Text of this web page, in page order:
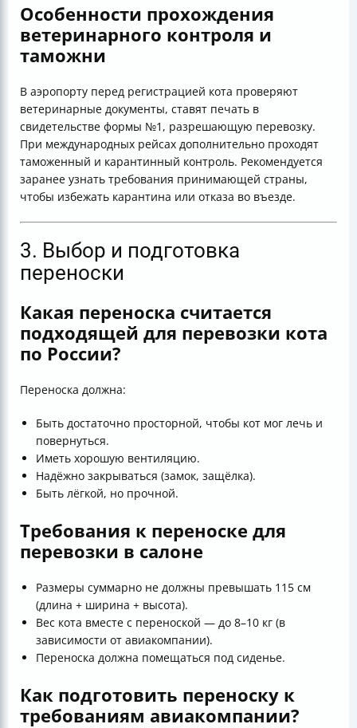
Особенности прохождения
ветеринарного контроля и
таможни
В аэропорту перед регистрацией кота проверяют
ветеринарные документы, ставят печать в
свидетельстве формы №1, разрешающую перевозку.
При международных рейсах дополнительно проходят
таможенный и карантинный контроль. Рекомендуется
заранее узнать требования принимающей страны,
чтобы избежать карантина или отказа во въезде.
3. Выбор и подготовка
переноски
Какая переноска считается
подходящей для перевозки кота
по России?
Переноска должна:
Быть достаточно просторной, чтобы кот мог лечь и
повернуться.
Иметь хорошую вентиляцию.
Надёжно закрываться (замок, защёлка).
Быть лёгкой, но прочной.
Требования к переноске для
перевозки в салоне
Размеры суммарно не должны превышать 115 см
(длина + ширина + высота).
Вес кота вместе с переноской — до 8–10 кг (в
зависимости от авиакомпании).
Переноска должна помещаться под сиденье.
Как подготовить переноску к
требованиям авиакомпании?